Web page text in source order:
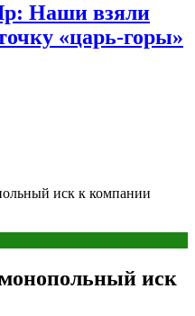
Наши взяли
«царь-горы»
иск к компании
иск